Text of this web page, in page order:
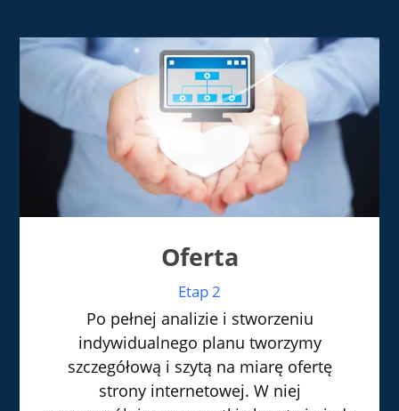
Oferta
Etap 2
Po pełnej analizie i stworzeniu
indywidualnego planu tworzymy
szczegółową i szytą na miarę ofertę
strony internetowej. W niej